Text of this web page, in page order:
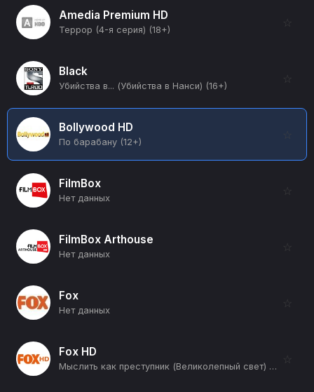
Amedia Premium HD
Террор (4-я серия) (18+)
☆
Black
Убийства в... (Убийства в Нанси) (16+)
☆
Bollywood HD
По барабану (12+)
FilmBox
Нет данных
☆
FilmBox Arthouse
Нет данных
☆
Fox
Нет данных
☆
Fox HD
Мыслить как преступник (Великолепный свет) (12+)
☆